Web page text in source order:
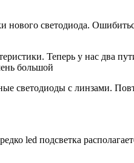
нового светодиода.
Теперь у нас два
большой
светодиоды с линзами.
led подсветка